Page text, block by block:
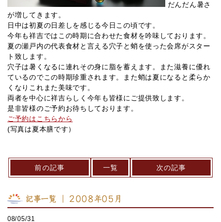
だんだん暑さ
が増してきます。
日中は初夏の日差しを感じる今日この頃です。
今年も祥吉ではこの時期に合わせた食材を吟味しております。
夏の瀬戸内の代表食材と言える穴子と蛸を使った会席がスター
ト致します。
穴子は暑くなるに連れその身に脂を蓄えます。また滋養に優れ
ているのでこの時期珍重されます。また蛸は夏になると柔らか
くなりこれまた美味です。
両者を中心に祥吉らしく今年も皆様にご提供致します。
是非皆様のご予約お待ちしております。
ご予約はこちらから
(写真は夏本膳です）
前の記事 一覧 次の記事
記事一覧 ｜ 2008年05月
08/05/31